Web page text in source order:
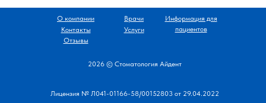
2026 © Стоматология Айдент
О компании
Услуги
Врачи
Информация для
пациентов
Отзывы
Контакты
Лицензия № Л041-01166-58/00152803 от 29.04.2022